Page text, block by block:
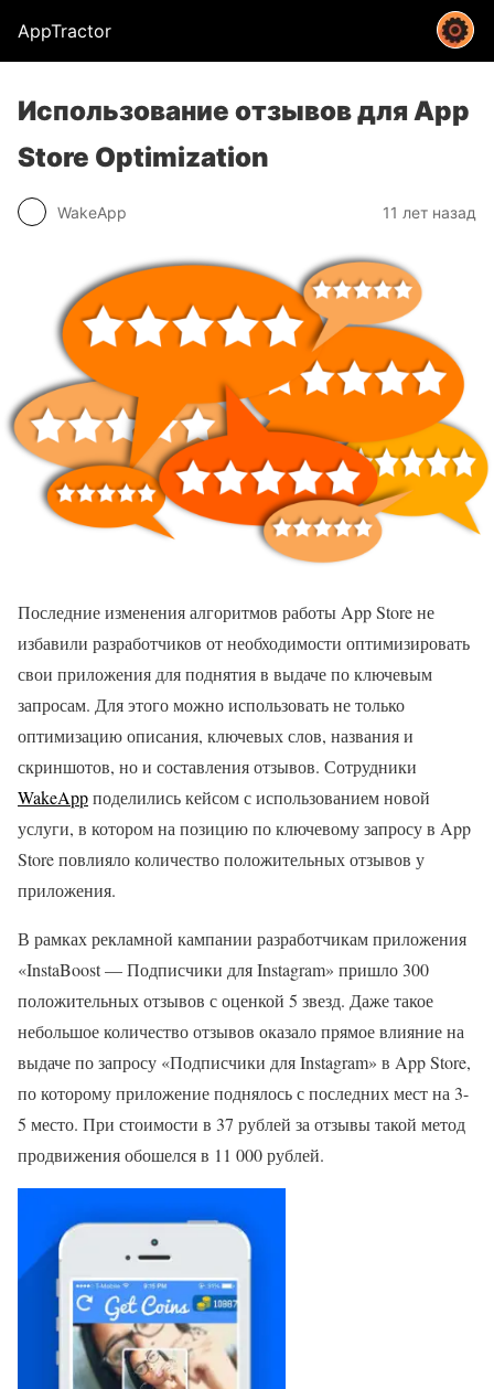
AppTractor
Использование отзывов для App
Store Optimization
WakeApp 11 лет назад
Последние изменения алгоритмов работы App Store не
избавили разработчиков от необходимости оптимизировать
свои приложения для поднятия в выдаче по ключевым
запросам. Для этого можно использовать не только
оптимизацию описания, ключевых слов, названия и
скриншотов, но и составления отзывов. Сотрудники
WakeAppподелились кейсом с использованием новой
услуги, в котором на позицию по ключевому запросу в App
Store повлияло количество положительных отзывов у
приложения.
В рамках рекламной кампании разработчикам приложения
«InstaBoost — Подписчики для Instagram» пришло 300
положительных отзывов с оценкой 5 звезд. Даже такое
небольшое количество отзывов оказало прямое влияние на
выдаче по запросу «Подписчики для Instagram» в App Store,
по которому приложение поднялось с последних мест на 3-
5 место. При стоимости в 37 рублей за отзывы такой метод
продвижения обошелся в 11 000 рублей.